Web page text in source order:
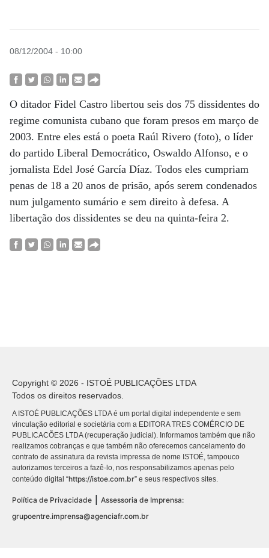
08/12/2004 - 10:00
O ditador Fidel Castro libertou seis dos 75 dissidentes do
regime comunista cubano que foram presos em março de
2003. Entre eles está o poeta Raúl Rivero (foto), o líder
do partido Liberal Democrático, Oswaldo Alfonso, e o
jornalista Edel José García Díaz. Todos eles cumpriam
penas de 18 a 20 anos de prisão, após serem condenados
num julgamento sumário e sem direito à defesa. A
libertação dos dissidentes se deu na quinta-feira 2.
Copyright © 2026 - ISTOÉ PUBLICAÇÕES LTDA
Todos os direitos reservados.
A ISTOÉ PUBLICAÇÕES LTDA é um portal digital independente e sem
vinculação editorial e societária com a EDITORA TRES COMÉRCIO DE
PUBLICACÕES LTDA (recuperação judicial). Informamos também que não
realizamos cobranças e que também não oferecemos cancelamento do
contrato de assinatura da revista impressa de nome ISTOÉ, tampouco
autorizamos terceiros a fazê-lo, nos responsabilizamos apenas pelo
conteúdo digital “https://istoe.com.br” e seus respectivos sites.
Política de Privacidade
Assessoria de Imprensa:
grupoentre.imprensa@agenciafr.com.br